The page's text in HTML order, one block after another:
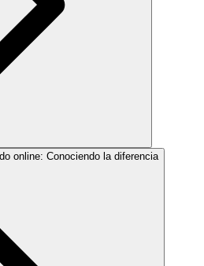
online: Conociendo la diferencia